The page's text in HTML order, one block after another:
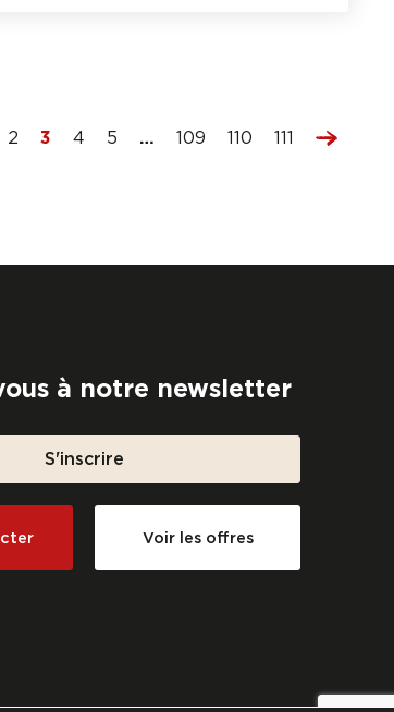
2 3 4 5 … 109 110 111
à notre newsletter
S'inscrire
Voir les offres